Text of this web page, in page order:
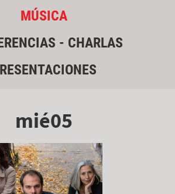
MÚSICA
- CHARLAS
mié05